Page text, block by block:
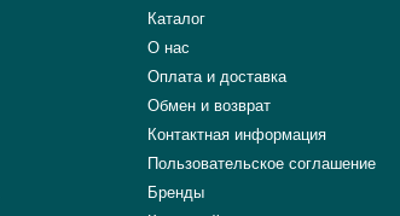
Каталог
О нас
Оплата и доставка
Обмен и возврат
Контактная информация
Пользовательское соглашение
Бренды